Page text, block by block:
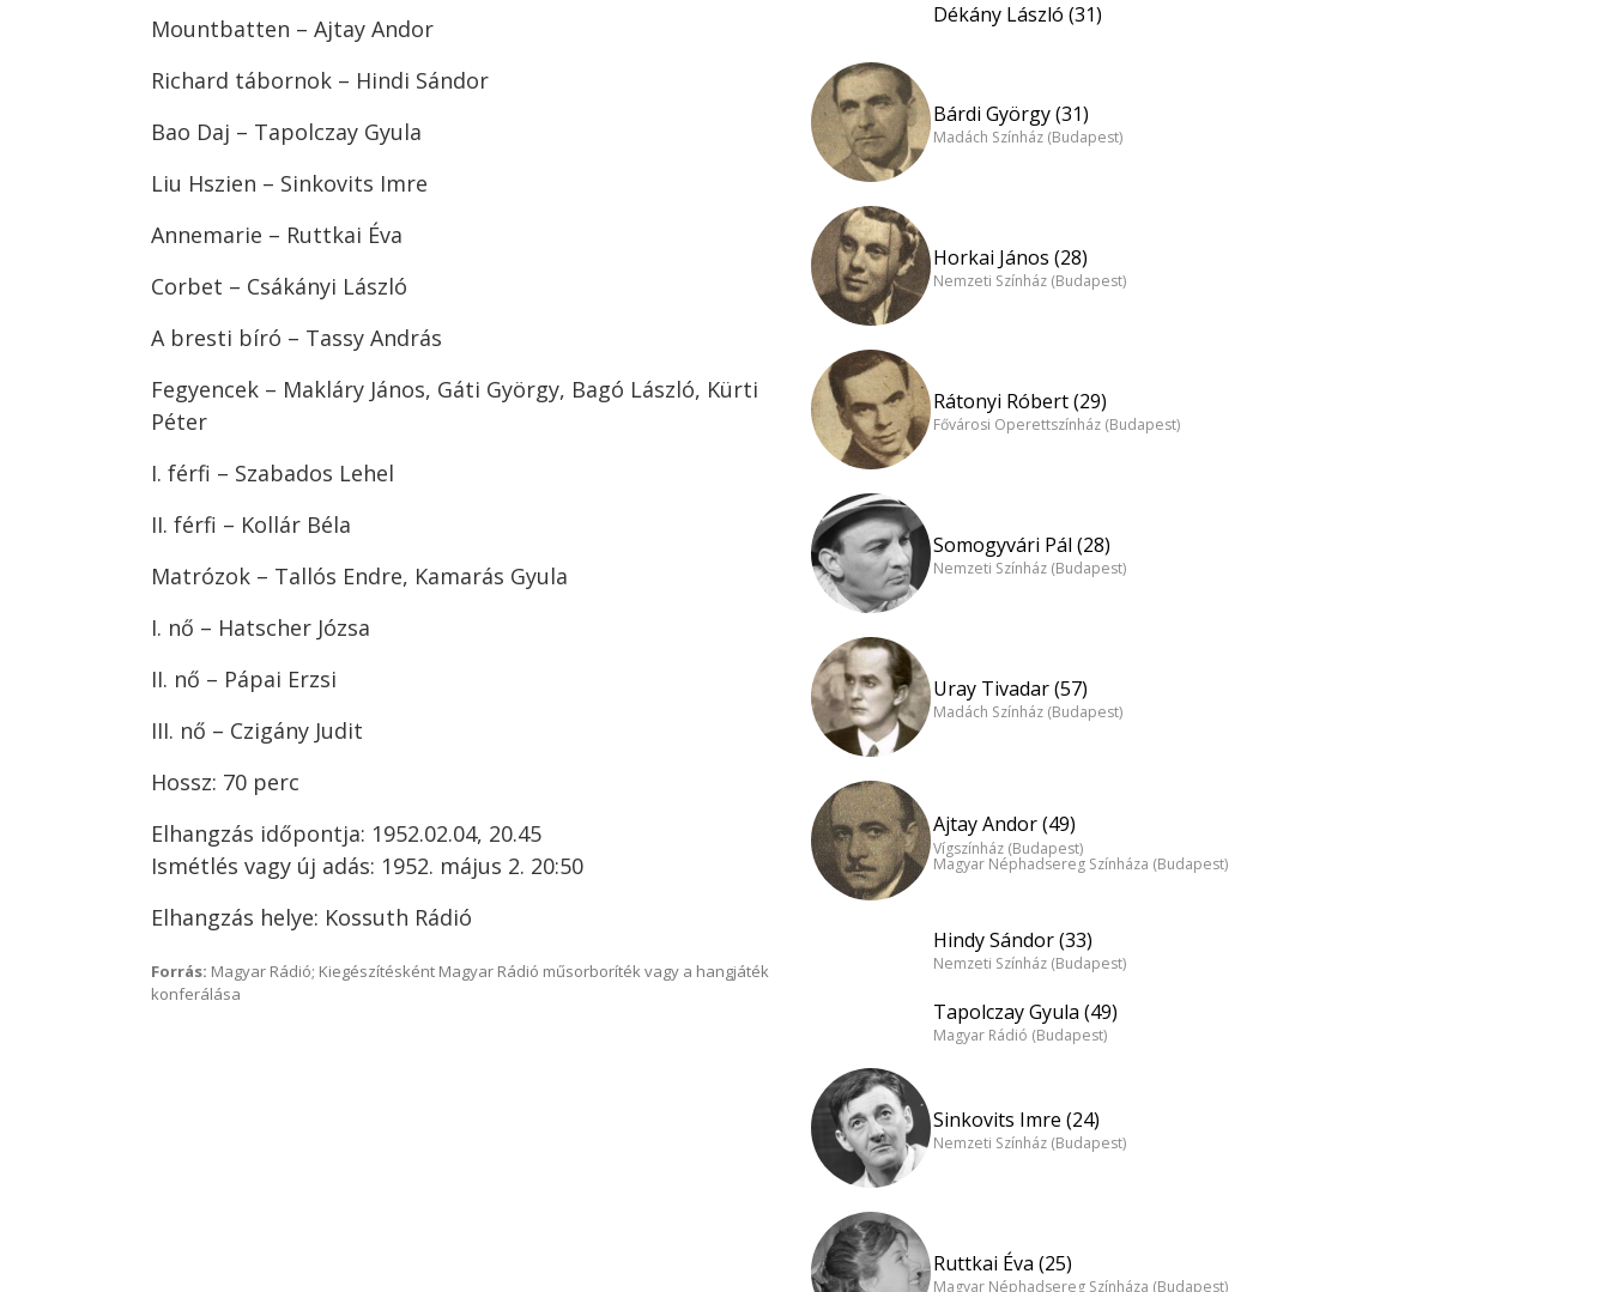
Mountbatten – Ajtay Andor
Richard tábornok – Hindi Sándor
Bao Daj – Tapolczay Gyula
Liu Hszien – Sinkovits Imre
Annemarie – Ruttkai Éva
Corbet – Csákányi László
A bresti bíró – Tassy András
Fegyencek – Makláry János, Gáti György, Bagó László, Kürti
Péter
I. férfi – Szabados Lehel
II. férfi – Kollár Béla
Matrózok – Tallós Endre, Kamarás Gyula
I. nő – Hatscher Józsa
II. nő – Pápai Erzsi
III. nő – Czigány Judit
Hossz: 70 perc
Elhangzás időpontja: 1952.02.04, 20.45
Ismétlés vagy új adás: 1952. május 2. 20:50
Elhangzás helye: Kossuth Rádió
Forrás: Magyar Rádió; Kiegészítésként Magyar Rádió műsorboríték vagy a hangjáték
konferálása
Dékány László (31)
Bárdi György (31)
Madách Színház (Budapest)
Horkai János (28)
Nemzeti Színház (Budapest)
Rátonyi Róbert (29)
Fővárosi Operettszínház (Budapest)
Somogyvári Pál (28)
Nemzeti Színház (Budapest)
Uray Tivadar (57)
Madách Színház (Budapest)
Ajtay Andor (49)
Vígszínház (Budapest)
Magyar Néphadsereg Színháza (Budapest)
Hindy Sándor (33)
Nemzeti Színház (Budapest)
Tapolczay Gyula (49)
Magyar Rádió (Budapest)
Sinkovits Imre (24)
Nemzeti Színház (Budapest)
Ruttkai Éva (25)
Magyar Néphadsereg Színháza (Budapest)